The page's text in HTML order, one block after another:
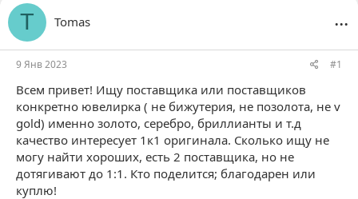
T Tomas ...
9 Янв 2023 #1
Всем привет! Ищу поставщика или поставщиков
конкретно ювелирка ( не бижутерия, не позолота, не v
gold) именно золото, серебро, бриллианты и т.д
качество интересует 1к1 оригинала. Сколько ищу не
могу найти хороших, есть 2 поставщика, но не
дотягивают до 1:1. Кто поделится; благодарен или
куплю!